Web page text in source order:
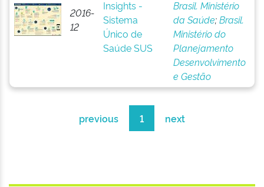
2016-
12
Insights -
Sistema
Único de
Saúde SUS
Brasil. Ministério
da Saúde;Brasil.
Ministério do
Planejamento
Desenvolvimento
e Gestão
previous 1 next